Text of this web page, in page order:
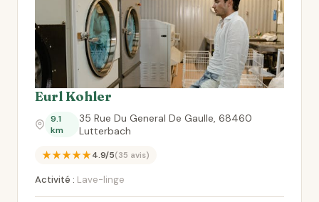
Eurl Kohler
9.1
km
35 Rue Du General De Gaulle, 68460
Lutterbach
★★★★★4.9/5(35 avis)
Activité : Lave-linge